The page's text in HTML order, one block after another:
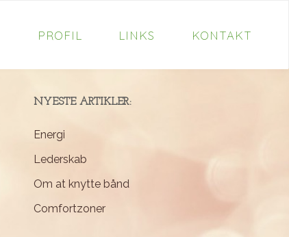
PROFIL LINKS KONTAKT
Problemløsning
NYESTE ARTIKLER:
Energi
Lederskab
Om at knytte bånd
Comfortzoner